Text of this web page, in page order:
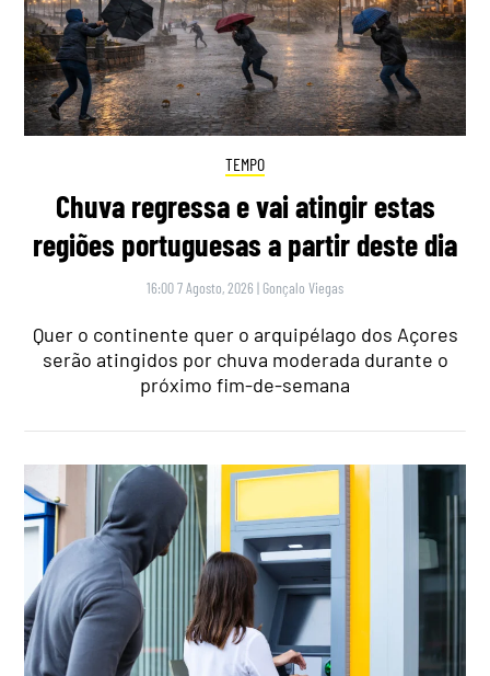
TEMPO
Chuva regressa e vai atingir estas
regiões portuguesas a partir deste dia
16:00 7 Agosto, 2026 | Gonçalo Viegas
Quer o continente quer o arquipélago dos Açores
serão atingidos por chuva moderada durante o
próximo fim-de-semana